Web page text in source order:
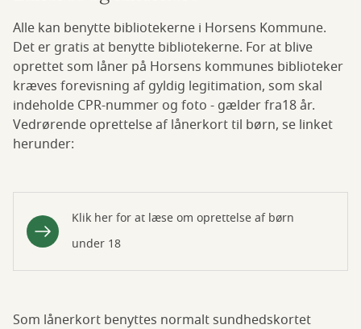
Alle kan benytte bibliotekerne i Horsens Kommune.
Det er gratis at benytte bibliotekerne. For at blive
oprettet som låner på Horsens kommunes biblioteker
kræves forevisning af gyldig legitimation, som skal
indeholde CPR-nummer og foto - gælder fra18 år.
Vedrørende oprettelse af lånerkort til børn, se linket
herunder:
Klik her for at læse om oprettelse af børn
under 18
Som lånerkort benyttes normalt sundhedskortet